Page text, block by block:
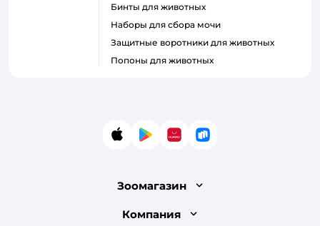
Бинты для животных
Наборы для сбора мочи
Защитные воротники для животных
Попоны для животных
App StoreGoogle Play
AppGallery
RuStore
Зоомагазин
Лицензия
Компания